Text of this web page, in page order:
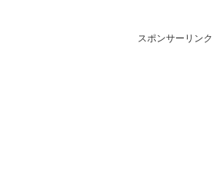
スポンサーリンク